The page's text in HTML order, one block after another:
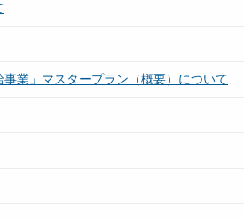
業」マスタープラン（概要）について